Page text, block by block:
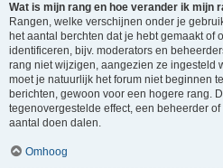
Wat is mijn rang en hoe verander ik mijn
Rangen, welke verschijnen onder je
het aantal berchten dat je hebt gemaakt of
identificeren, bijv. moderators en
rang niet wijzigen, aangezien ze ingesteld
moet je natuurlijk het forum niet beginnen
berichten, gewoon voor een hogere rang.
tegenovergestelde effect, een beheerder
aantal doen dalen.
Omhoog